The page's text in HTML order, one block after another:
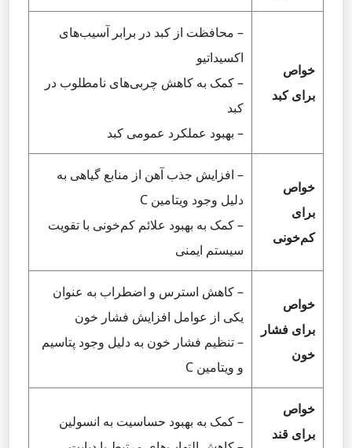
خواص
برای کبد
– محافظت از کبد در برابر آسیب‌های
اکسیداتیو
– کمک به کاهش چربی‌های نامطلوب در
کبد
– بهبود عملکرد عمومی کبد
خواص
برای
کم‌خونی
– افزایش جذب آهن از منابع گیاهی به
دلیل وجود ویتامین C
– کمک به بهبود علائم کم‌خونی با تقویت
سیستم ایمنی
خواص
برای فشار
خون
– کاهش استرس و اضطراب به عنوان
یکی از عوامل افزایش فشار خون
– تنظیم فشار خون به دلیل وجود پتاسیم
و ویتامین C
خواص
برای قند
– کمک به بهبود حساسیت به انسولین